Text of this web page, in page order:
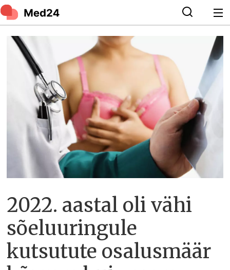
2022. aastal oli vähi
sõeluuringule
kutsutute osalusmäär